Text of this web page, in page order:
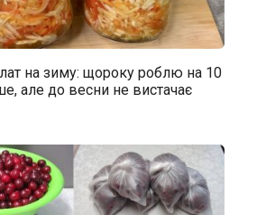
на зиму: щороку роблю на 10
але до весни не вистачає